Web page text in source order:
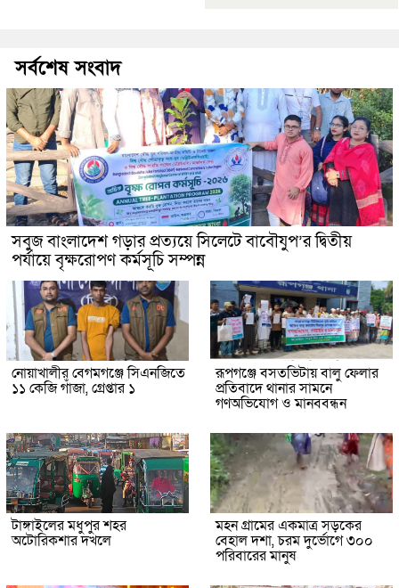
সর্বশেষ সংবাদ
সবুজ বাংলাদেশ গড়ার প্রত্যয়ে সিলেটে বাবৌযুপ’র দ্বিতীয়
পর্যায়ে বৃক্ষরোপণ কর্মসূচি সম্পন্ন
নোয়াখালীর বেগমগঞ্জে সিএনজিতে
১১ কেজি গাঁজা, গ্রেপ্তার ১
রূপগঞ্জে বসতভিটায় বালু ফেলার
প্রতিবাদে থানার সামনে
গণঅভিযোগ ও মানববন্ধন
টাঙ্গাইলের মধুপুর শহর
অটোরিকশার দখলে
মহন গ্রামের একমাত্র সড়কের
বেহাল দশা, চরম দুর্ভোগে ৩০০
পরিবারের মানুষ